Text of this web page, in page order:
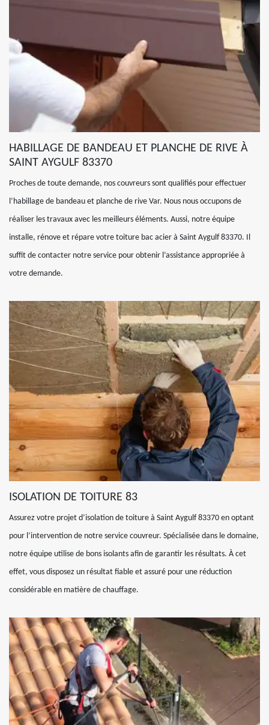
HABILLAGE DE BANDEAU ET PLANCHE DE RIVE À
SAINT AYGULF 83370
Proches de toute demande, nos couvreurs sont qualifiés pour effectuer
l’habillage de bandeau et planche de rive Var. Nous nous occupons de
réaliser les travaux avec les meilleurs éléments. Aussi, notre équipe
installe, rénove et répare votre toiture bac acier à Saint Aygulf 83370. Il
suffit de contacter notre service pour obtenir l’assistance appropriée à
votre demande.
ISOLATION DE TOITURE 83
Assurez votre projet d’isolation de toiture à Saint Aygulf 83370 en optant
pour l’intervention de notre service couvreur. Spécialisée dans le domaine,
notre équipe utilise de bons isolants afin de garantir les résultats. À cet
effet, vous disposez un résultat fiable et assuré pour une réduction
considérable en matière de chauffage.